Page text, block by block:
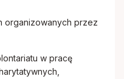
organizowanych przez
w pracę